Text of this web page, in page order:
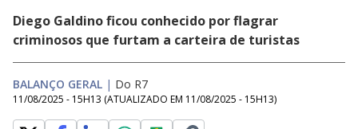
Diego Galdino ficou conhecido por flagrar
criminosos que furtam a carteira de turistas
BALANÇO GERAL | Do R7
11/08/2025 - 15H13 (ATUALIZADO EM 11/08/2025 - 15H13)